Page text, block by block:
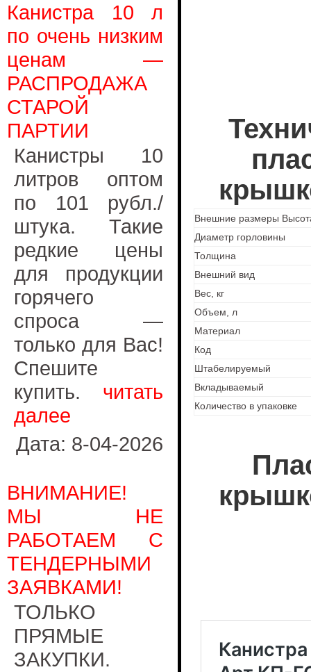
Канистра 10 л
по очень низким
ценам —
РАСПРОДАЖА
СТАРОЙ
ПАРТИИ
Канистры 10
литров оптом
по 101 рубл./
штука. Такие
редкие цены
для продукции
горячего
спроса —
только для Вас!
Спешите
купить. читать
далее
Дата: 8-04-2026
ВНИМАНИЕ!
МЫ НЕ
РАБОТАЕМ С
ТЕНДЕРНЫМИ
ЗАЯВКАМИ!
ТОЛЬКО
ПРЯМЫЕ
ЗАКУПКИ.
Внешние размеры
Диаметр горловины
Толщина
Внешний вид
Вес, кг
Объем, л
Материал
Код
Штабелируемый
Вкладываемый
Количество в упаковке